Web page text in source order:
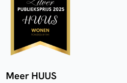
Meer HUUS